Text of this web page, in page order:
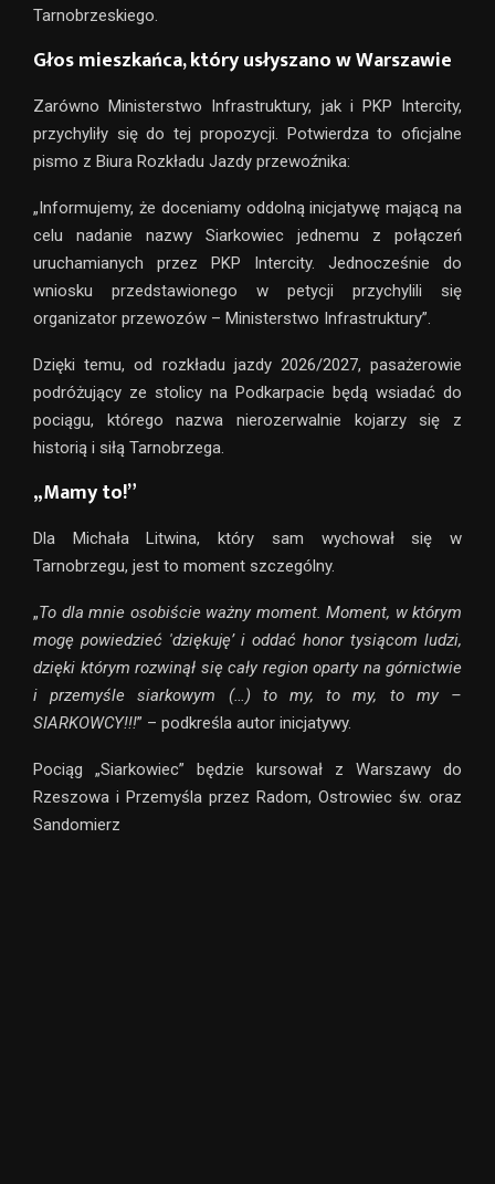
Tarnobrzeskiego.
Głos mieszkańca, który usłyszano w Warszawie
Zarówno Ministerstwo Infrastruktury, jak i PKP Intercity,
przychyliły się do tej propozycji. Potwierdza to oficjalne
pismo z Biura Rozkładu Jazdy przewoźnika:
„Informujemy, że doceniamy oddolną inicjatywę mającą na
celu nadanie nazwy Siarkowiec jednemu z połączeń
uruchamianych przez PKP Intercity. Jednocześnie do
wniosku przedstawionego w petycji przychylili się
organizator przewozów – Ministerstwo Infrastruktury”.
Dzięki temu, od rozkładu jazdy 2026/2027, pasażerowie
podróżujący ze stolicy na Podkarpacie będą wsiadać do
pociągu, którego nazwa nierozerwalnie kojarzy się z
historią i siłą Tarnobrzega.
„Mamy to!”
Dla Michała Litwina, który sam wychował się w
Tarnobrzegu, jest to moment szczególny.
„To dla mnie osobiście ważny moment. Moment, w którym
mogę powiedzieć 'dziękuję’ i oddać honor tysiącom ludzi,
dzięki którym rozwinął się cały region oparty na górnictwie
i przemyśle siarkowym (…) to my, to my, to my –
SIARKOWCY!!!” – podkreśla autor inicjatywy.
Pociąg „Siarkowiec” będzie kursował z Warszawy do
Rzeszowa i Przemyśla przez Radom, Ostrowiec św. oraz
Sandomierz